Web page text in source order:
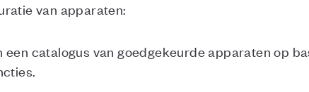
van apparaten:
een catalogus van goedgekeurde apparaten op